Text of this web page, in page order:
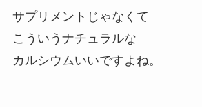
サプリメントじゃなくて
こういうナチュラルな
カルシウムいいですよね。